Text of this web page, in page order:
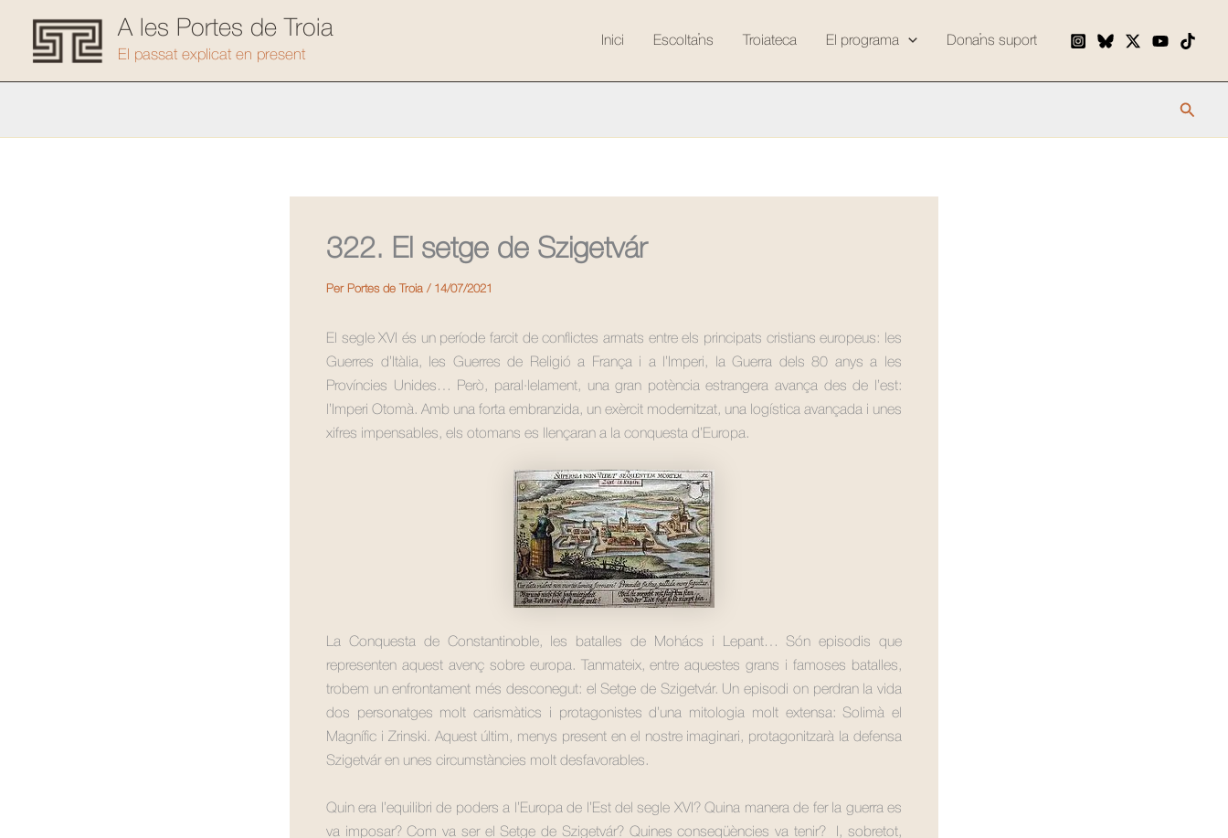
contingut
A les Portes de Troia
El passat explicat en present
Inici Escolta’ns Troiateca El programa Dona’ns suport
Cerca
322. El setge de Szigetvár
Per Portes de Troia / 14/07/2021
El segle XVI és un període farcit de conflictes armats entre els principats cristians europeus: les
Guerres d’Itàlia, les Guerres de Religió a França i a l’Imperi, la Guerra dels 80 anys a les
Províncies Unides… Però, paral·lelament, una gran potència estrangera avança des de l’est:
l’Imperi Otomà. Amb una forta embranzida, un exèrcit modernitzat, una logística avançada i unes
xifres impensables, els otomans es llençaran a la conquesta d’Europa.
La Conquesta de Constantinoble, les batalles de Mohács i Lepant… Són episodis que
representen aquest avenç sobre europa. Tanmateix, entre aquestes grans i famoses batalles,
trobem un enfrontament més desconegut: el Setge de Szigetvár. Un episodi on perdran la vida
dos personatges molt carismàtics i protagonistes d’una mitologia molt extensa: Solimà el
Magnífic i Zrinski. Aquest últim, menys present en el nostre imaginari, protagonitzarà la defensa
Szigetvár en unes circumstàncies molt desfavorables.
Quin era l’equilibri de poders a l’Europa de l’Est del segle XVI? Quina manera de fer la guerra es
va imposar? Com va ser el Setge de Szigetvár? Quines conseqüències va tenir? I, sobretot,